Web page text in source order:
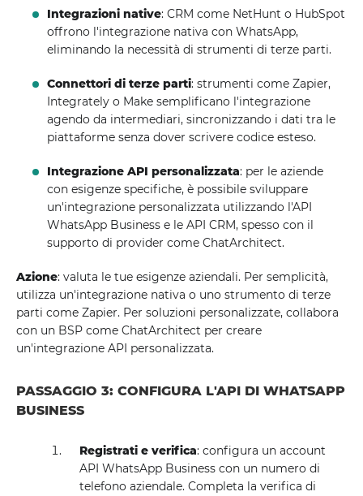
Integrazioni native: CRM come NetHunt o HubSpot
offrono l'integrazione nativa con WhatsApp,
eliminando la necessità di strumenti di terze parti.
Connettori di terze parti: strumenti come Zapier,
Integrately o Make semplificano l'integrazione
agendo da intermediari, sincronizzando i dati tra le
piattaforme senza dover scrivere codice esteso.
Integrazione API personalizzata: per le aziende
con esigenze specifiche, è possibile sviluppare
un'integrazione personalizzata utilizzando l'API
WhatsApp Business e le API CRM, spesso con il
supporto di provider come ChatArchitect.
Azione: valuta le tue esigenze aziendali. Per semplicità,
utilizza un'integrazione nativa o uno strumento di terze
parti come Zapier. Per soluzioni personalizzate, collabora
con un BSP come ChatArchitect per creare
un'integrazione API personalizzata.
PASSAGGIO 3: CONFIGURA L'API DI WHATSAPP
BUSINESS
Registrati e verifica: configura un account
API WhatsApp Business con un numero di
telefono aziendale. Completa la verifica di